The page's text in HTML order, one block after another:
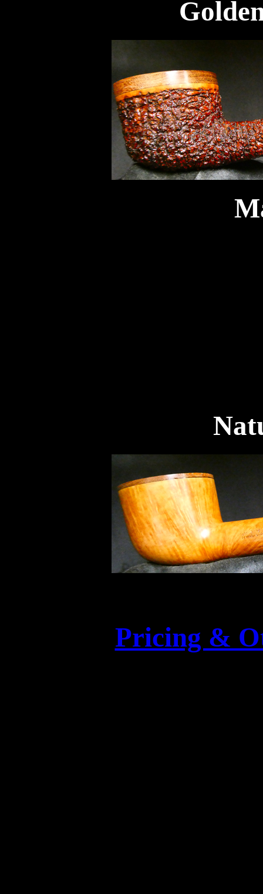
Pricing &